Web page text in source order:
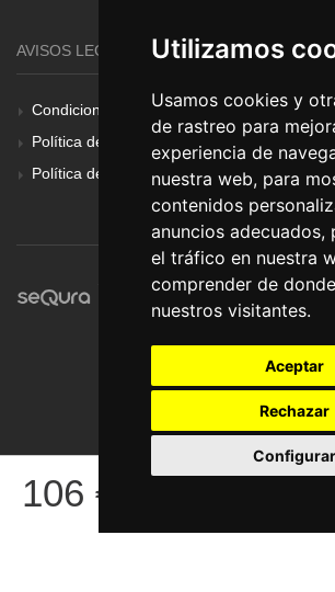
Utilizamos
Usamos cookies y
de rastreo para
experiencia de
nuestra web, para
contenidos
anuncios adecuados,
el tráfico en nuestra
comprender de
nuestros visitantes.
Aceptar
Rechazar
Configurar
106 €
AVISOS LEGALES
Condiciones Generales
Política de Cookies
Política de Privacidad
© Pronorte Sonido SL. Todos los